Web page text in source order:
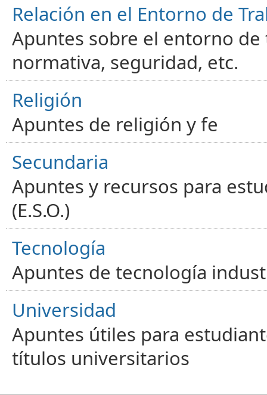
Relación en el Entorno de
Apuntes sobre el entorno
normativa, seguridad, etc.
Religión
Apuntes de religión y fe
Secundaria
Apuntes y recursos para
(E.S.O.)
Tecnología
Apuntes de tecnología
Universidad
Apuntes útiles para
títulos universitarios